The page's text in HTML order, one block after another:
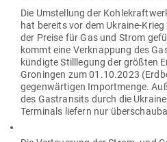
Die Umstellung der
hat bereits vor dem Ukraine-
der Preise für Gas und Strom
kommt eine Ver­knappung des
kün­digte Still­legung der größten
Gro­ningen zum 01.10.2023
gegen­wär­tigen Import­menge.
des Gas­transits durch die
Ter­minals liefern nur